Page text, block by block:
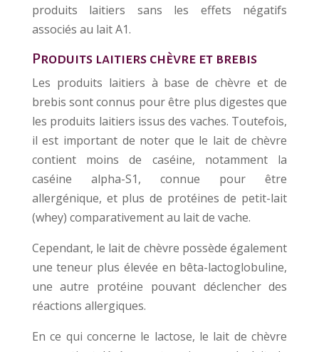
produits laitiers sans les effets négatifs
associés au lait A1.
Produits laitiers chèvre et brebis
Les produits laitiers à base de chèvre et de
brebis sont connus pour être plus digestes que
les produits laitiers issus des vaches. Toutefois,
il est important de noter que le lait de chèvre
contient moins de caséine, notamment la
caséine alpha-S1, connue pour être
allergénique, et plus de protéines de petit-lait
(whey) comparativement au lait de vache.
Cependant, le lait de chèvre possède également
une teneur plus élevée en bêta-lactoglobuline,
une autre protéine pouvant déclencher des
réactions allergiques.
En ce qui concerne le lactose, le lait de chèvre